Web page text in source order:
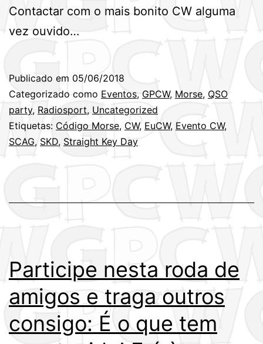
Contactar com o mais bonito CW alguma
vez ouvido…
Publicado em 05/06/2018
Categorizado como Eventos, GPCW, Morse, QSO
party, Radiosport, Uncategorized
Etiquetas: Código Morse, CW, EuCW, Evento CW,
SCAG, SKD, Straight Key Day
Participe nesta roda de
amigos e traga outros
consigo: É o que tem